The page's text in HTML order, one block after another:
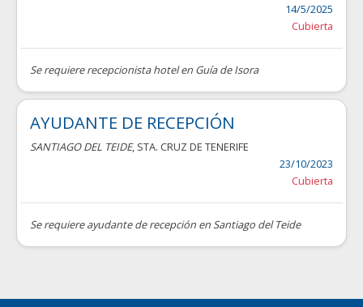
14/5/2025
Cubierta
Se requiere recepcionista hotel en Guía de Isora
AYUDANTE DE RECEPCIÓN
SANTIAGO DEL TEIDE, STA. CRUZ DE TENERIFE
23/10/2023
Cubierta
Se requiere ayudante de recepción en Santiago del Teide